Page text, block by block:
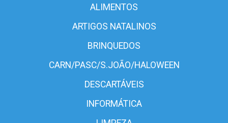
ALIMENTOS
ARTIGOS NATALINOS
BRINQUEDOS
CARN/PASC/S.JOÃO/HALOWEEN
DESCARTÁVEIS
INFORMÁTICA